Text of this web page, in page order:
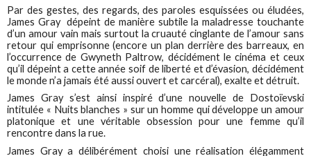
Par des gestes, des regards, des paroles esquissées ou éludées,
James Gray dépeint de manière subtile la maladresse touchante
d’un amour vain mais surtout la cruauté cinglante de l’amour sans
retour qui emprisonne (encore un plan derrière des barreaux, en
l’occurrence de Gwyneth Paltrow, décidément le cinéma et ceux
qu’il dépeint a cette année soif de liberté et d’évasion, décidément
le monde n’a jamais été aussi ouvert et carcéral), exalte et détruit.
James Gray s’est ainsi inspiré d’une nouvelle de Dostoïevski
intitulée « Nuits blanches » sur un homme qui développe un amour
platonique et une véritable obsession pour une femme qu’il
rencontre dans la rue.
James Gray a délibérément choisi une réalisation élégamment